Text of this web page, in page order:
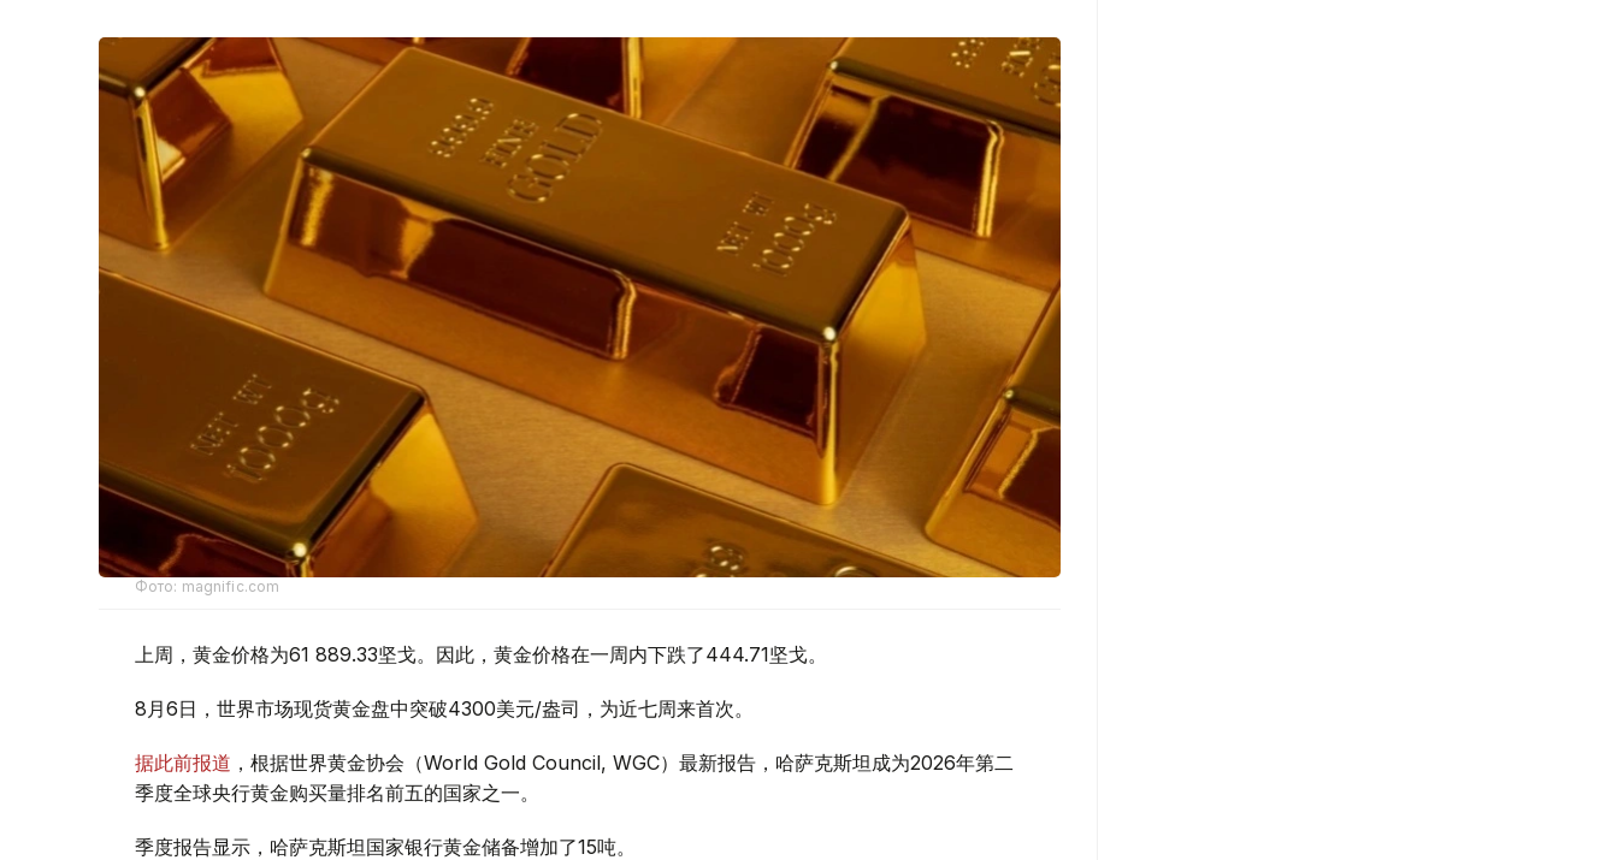
Фото: magnific.com
上周，黄金价格为61 889.33坚戈。因此，黄金价格在一周内下跌了444.71坚戈。
8月6日，世界市场现货黄金盘中突破4300美元/盎司，为近七周来首次。
据此前报道 ，根据世界黄金协会（World Gold Council, WGC）最新报告，哈萨克斯坦成为2026年第二
季度全球央行黄金购买量排名前五的国家之一。
季度报告显示，哈萨克斯坦国家银行黄金储备增加了15吨。